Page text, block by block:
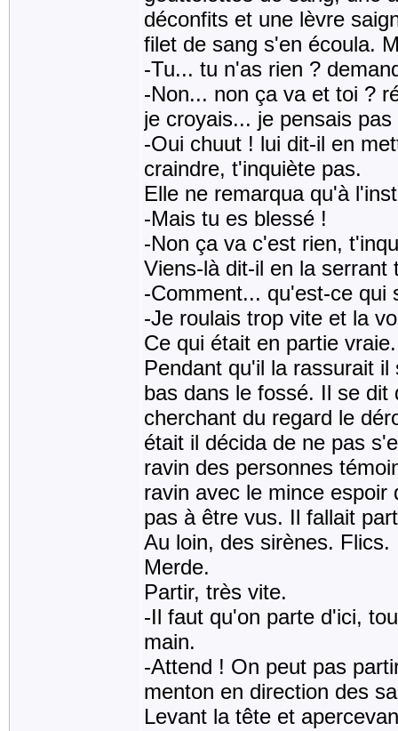
déconfits et une lèvre
filet de sang s'en écoula.
-Tu... tu n'as rien ?
-Non... non ça va et toi ?
je croyais... je pensais pas
-Oui chuut ! lui dit-il en
craindre, t'inquiète pas.
Elle ne remarqua qu'à
-Mais tu es blessé !
-Non ça va c'est rien,
Viens-là dit-il en la
-Comment... qu'est-ce qui
-Je roulais trop vite et la
Ce qui était en partie vraie.
Pendant qu'il la rassurait
bas dans le fossé. Il se
cherchant du regard le
était il décida de ne pas
ravin des personnes
ravin avec le mince
pas à être vus. Il fallait
Au loin, des sirènes. Flics.
Merde.
Partir, très vite.
-Il faut qu'on parte d'ici,
main.
-Attend ! On peut pas
menton en direction des
Levant la tête et